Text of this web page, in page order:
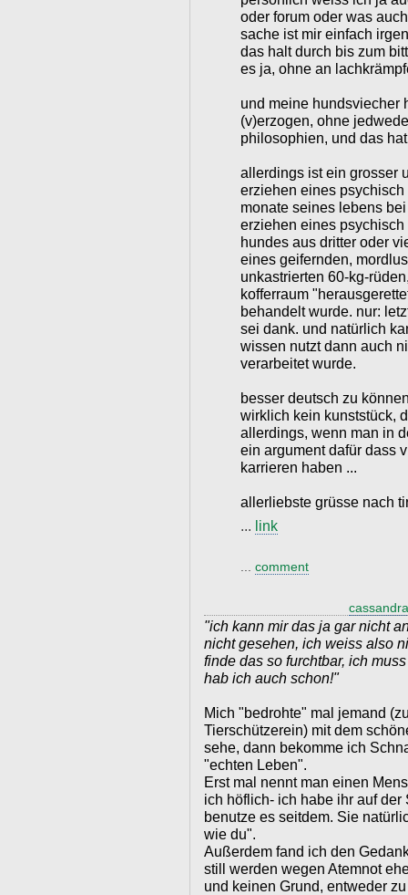
oder forum oder was
sache ist mir einfach
das halt durch bis zum
es ja, ohne an
und meine hundsviecher
(v)erzogen, ohne
philosophien, und das
allerdings ist ein grosser
erziehen eines
monate seines lebens
erziehen eines
hundes aus dritter oder
eines geifernden,
unkastrierten 60-kg-
kofferraum
behandelt wurde. nur:
sei dank. und natürlich
wissen nutzt dann auch
verarbeitet wurde.
besser deutsch zu
wirklich kein kunststück,
allerdings, wenn man in
ein argument dafür dass
karrieren haben ...
allerliebste grüsse nach
... link
comment
"ich kann mir das ja gar nicht
nicht gesehen, ich weiss also
finde das so furchtbar, ich
hab ich auch schon!"
Mich "bedrohte" mal jemand
Tierschützerein) mit dem
sehe, dann bekomme ich
"echten Leben".
Erst mal nennt man einen
ich höflich- ich habe ihr auf
benutze es seitdem. Sie
wie du".
Außerdem fand ich den
still werden wegen Atemnot
und keinen Grund, entweder